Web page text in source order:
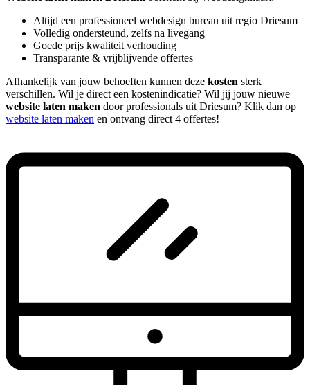
Altijd een professioneel webdesign bureau uit regio Driesum
Volledig ondersteund, zelfs na livegang
Goede prijs kwaliteit verhouding
Transparante & vrijblijvende offertes
Afhankelijk van jouw behoeften kunnen deze kosten sterk
verschillen. Wil je direct een kostenindicatie? Wil jij jouw nieuwe
website laten maken door professionals uit Driesum? Klik dan op
website laten maken en ontvang direct 4 offertes!